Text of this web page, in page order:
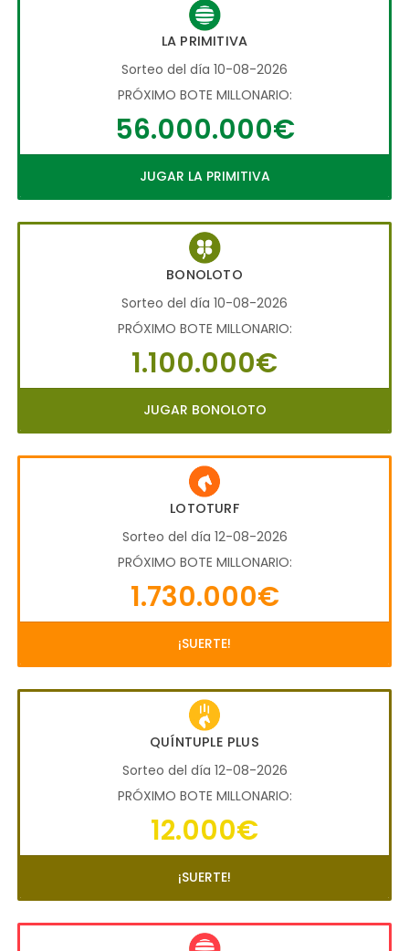
LA PRIMITIVA
Sorteo del día 10-08-2026
PRÓXIMO BOTE MILLONARIO:
56.000.000€
JUGAR LA PRIMITIVA
BONOLOTO
Sorteo del día 10-08-2026
PRÓXIMO BOTE MILLONARIO:
1.100.000€
JUGAR BONOLOTO
LOTOTURF
Sorteo del día 12-08-2026
PRÓXIMO BOTE MILLONARIO:
1.730.000€
¡SUERTE!
QUÍNTUPLE PLUS
Sorteo del día 12-08-2026
PRÓXIMO BOTE MILLONARIO:
12.000€
¡SUERTE!